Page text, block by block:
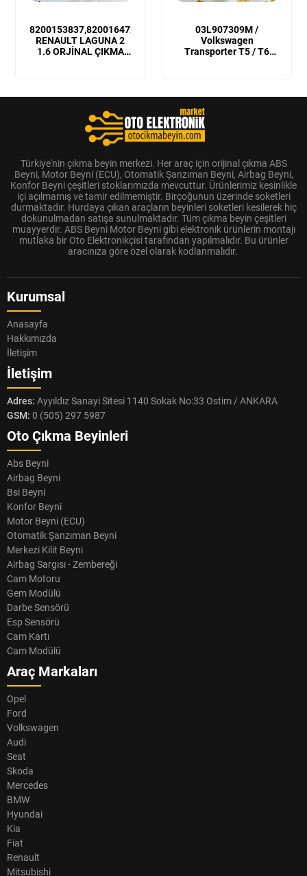
8200153837,8200164728
RENAULT LAGUNA 2
1.6 ORJİNAL ÇIKMA
03L907309M /
Volkswagen
Transporter T5 / T6
Türkiye'nin çıkma beyin merkezi. Her araç için orijinal çıkma ABS
Beyni, Motor Beyni (ECU), Otomatik Şanzıman Beyni, Airbag Beyni,
Konfor Beyni çeşitleri stoklarımızda mevcuttur. Ürünlerimiz kesinlikle
içi açılmamış ve tamir edilmemiştir. Birçoğunun üzerinde soketleri
durmaktadır. Hurdaya çıkan araçların beyinleri soketleri kesilerek hiç
dokunulmadan satışa sunulmaktadır. Tüm çıkma beyin çeşitleri
muayyerdir. ABS Beyni Motor Beyni gibi elektronik ürünlerin montajı
mutlaka bir Oto Elektronikçisi tarafından yapılmalıdır. Bu ürünler
aracınıza göre özel olarak kodlanmalıdır.
Kurumsal
Anasayfa
Hakkımızda
İletişim
İletişim
Adres: Ayyıldız Sanayi Sitesi 1140 Sokak No:33 Ostim / ANKARA
GSM: 0 (505) 297 5987
Oto Çıkma Beyinleri
Abs Beyni
Airbag Beyni
Bsi Beyni
Konfor Beyni
Motor Beyni (ECU)
Otomatik Şanzıman Beyni
Merkezi Kilit Beyni
Airbag Sargısı - Zembereği
Cam Motoru
Gem Modülü
Darbe Sensörü
Esp Sensörü
Cam Kartı
Cam Modülü
Araç Markaları
Opel
Ford
Volkswagen
Audi
Seat
Skoda
Mercedes
BMW
Hyundai
Kia
Fiat
Renault
Mitsubishi